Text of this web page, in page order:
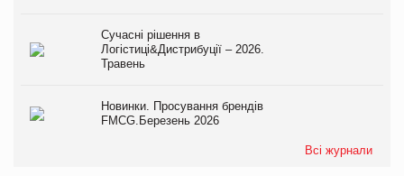
Сучасні рішення в
Логістиці&Дистрибуції – 2026.
Травень
Новинки. Просування брендів
FMCG.Березень 2026
Всі журнали